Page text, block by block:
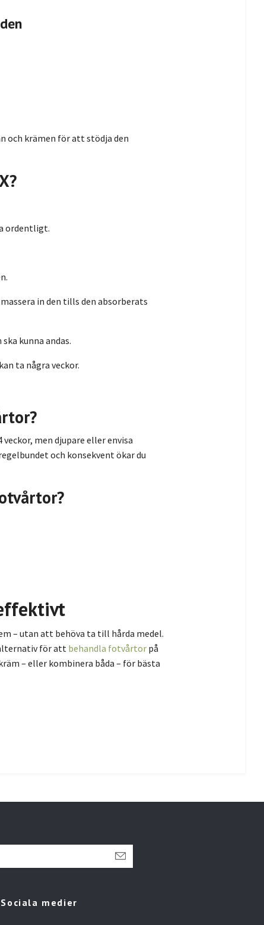
och krämen för att stödja den
ordentligt.
in den tills den absorberats
kunna andas.
ta några veckor.
men djupare eller envisa
och konsekvent ökar du
– utan att behöva ta till hårda medel.
för att behandla fotvårtor på
– eller kombinera båda – för bästa
Sociala medier